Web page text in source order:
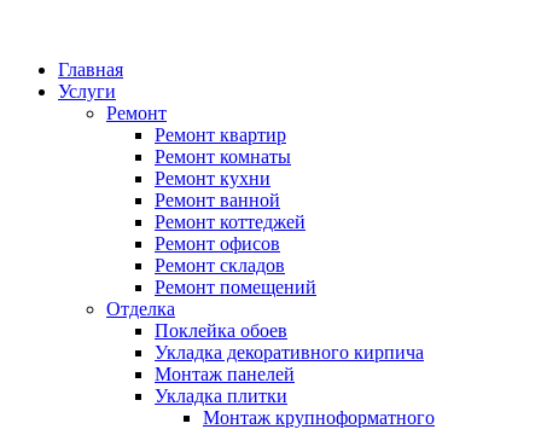
Главная
Услуги
Ремонт
Ремонт квартир
Ремонт комнаты
Ремонт кухни
Ремонт ванной
Ремонт коттеджей
Ремонт офисов
Ремонт складов
Ремонт помещений
Отделка
Поклейка обоев
Укладка декоративного кирпича
Монтаж панелей
Укладка плитки
Монтаж крупноформатного